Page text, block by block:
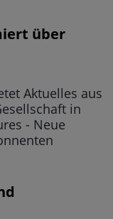
über
Aktuelles aus
in
- Neue